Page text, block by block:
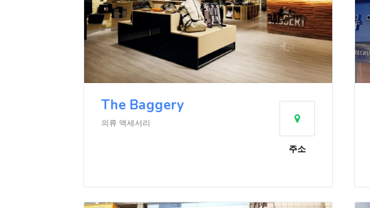
The Baggery
의류 액세서리
주소